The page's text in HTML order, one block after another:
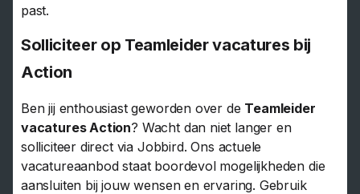
past.
Solliciteer op Teamleider vacatures bij
Action
Ben jij enthousiast geworden over de Teamleider
vacatures Action? Wacht dan niet langer en
solliciteer direct via Jobbird. Ons actuele
vacatureaanbod staat boordevol mogelijkheden die
aansluiten bij jouw wensen en ervaring. Gebruik